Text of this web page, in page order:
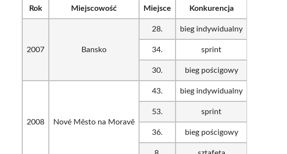
Rok Miejscowość Miejsce Konkurencja
2007 Bansko
28. bieg indywidualny
34. sprint
30. bieg pościgowy
2008 Nové Město na Moravě
43. bieg indywidualny
53. sprint
36. bieg pościgowy